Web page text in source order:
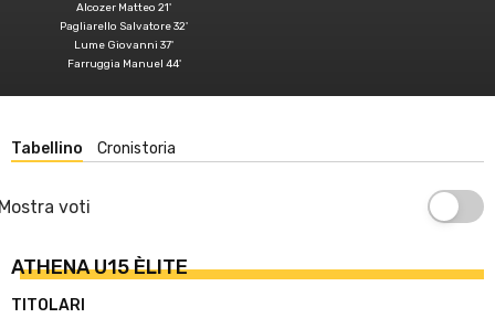
Alcozer Matteo 21'
Pagliarello Salvatore 32'
Lume Giovanni 37'
Farruggia Manuel 44'
Tabellino Cronistoria
voti
ATHENA U15 ÈLITE
TITOLARI